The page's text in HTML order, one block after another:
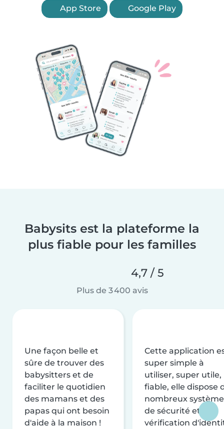
App Store Google Play
Babysits est la plateforme la
plus fiable pour les familles
4,7 / 5
Plus de 3 400 avis
Une façon belle et
sûre de trouver des
babysitters et de
faciliter le quotidien
des mamans et des
papas qui ont besoin
d'aide à la maison !
Cette application
super simple à
utiliser, super utile,
fiable, elle dispose
nombreux
de sécurité et de
vérification